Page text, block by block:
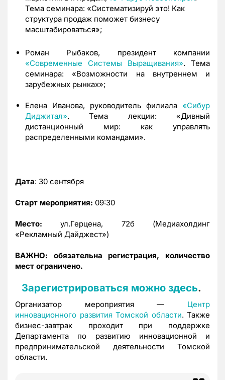
Тема семинара: «Систематизируй это! Как
структура продаж поможет бизнесу
масштабироваться»;
Роман Рыбаков, президент компании
«Современные Системы Выращивания». Тема
семинара: «Возможности на внутреннем и
зарубежных рынках»;
Елена Иванова, руководитель филиала «Сибур
Диджитал». Тема лекции: «Дивный
дистанционный мир: как управлять
распределенными командами».
Дата: 30 сентября
Старт мероприятия: 09:30
Место: ул.Герцена, 72б (Медиахолдинг
«Рекламный Дайджест»)
ВАЖНО: обязательна регистрация, количество
мест ограничено.
Зарегистрироваться можно здесь.
Организатор мероприятия — Центр
инновационного развития Томской области. Также
бизнес-завтрак проходит при поддержке
Департамента по развитию инновационной и
предпринимательской деятельности Томской
области.